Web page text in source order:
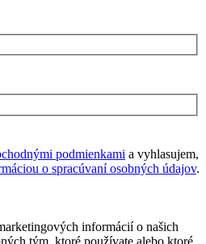
podmienkami a vyhlasujem,
o spracúvaní osobných údajov.
informácií o našich
tým, ktoré používate alebo ktoré